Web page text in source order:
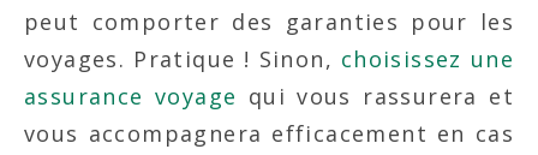
peut comporter des garanties pour les
voyages. Pratique ! Sinon, choisissez une
assurance voyage qui vous rassurera et
vous accompagnera efficacement en cas